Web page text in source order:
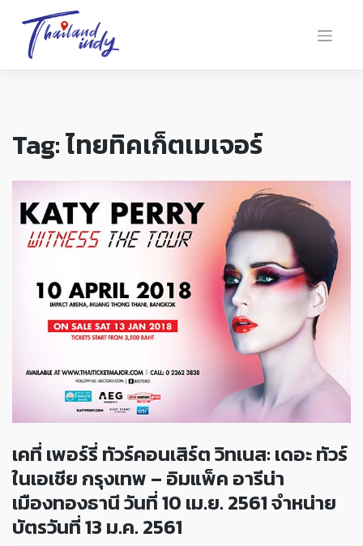
Tag:ไทยทิคเก็ตเมเจอร์
เคที่ เพอร์รี่ ทัวร์คอนเสิร์ต วิทเนส: เดอะ ทัวร์
ในเอเชีย กรุงเทพ – อิมแพ็ค อารีน่า
เมืองทองธานี วันที่ 10 เม.ย. 2561 จำหน่าย
บัตรวันที่ 13 ม.ค. 2561